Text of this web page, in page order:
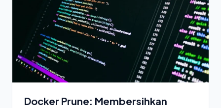
Docker Prune: Membersihkan